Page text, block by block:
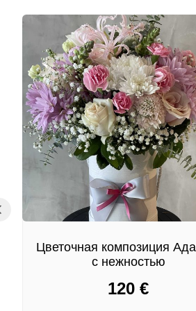
Цветочная композиция
с нежностью
120 €